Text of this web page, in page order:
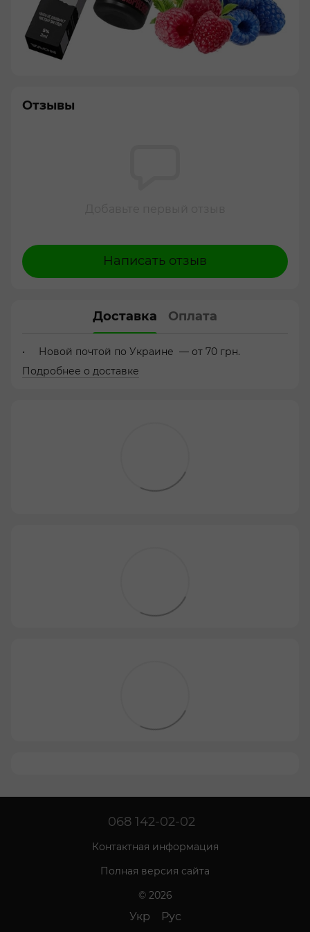
Отзывы
Написать отзыв
Доставка Оплата
Новой почтой по Украине — от 70 грн.
Подробнее о доставке
068 142-02-02
Контактная информация
Полная версия сайта
© 2026
Укр Рус